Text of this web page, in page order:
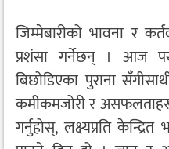
जिम्मेबारीको भावना र
प्रशंसा गर्नेछन् । आज
बिछोडिएका पुराना
कमीकमजोरी र
गर्नुहोस्, लक्ष्यप्रति